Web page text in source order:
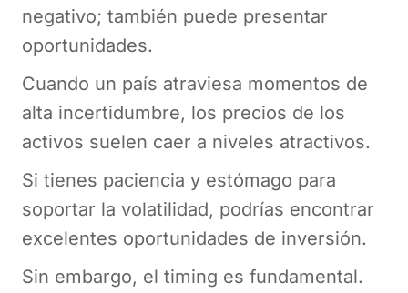
negativo; también puede presentar
oportunidades.
Cuando un país atraviesa momentos de
alta incertidumbre, los precios de los
activos suelen caer a niveles atractivos.
Si tienes paciencia y estómago para
soportar la volatilidad, podrías encontrar
excelentes oportunidades de inversión.
Sin embargo, el timing es fundamental.